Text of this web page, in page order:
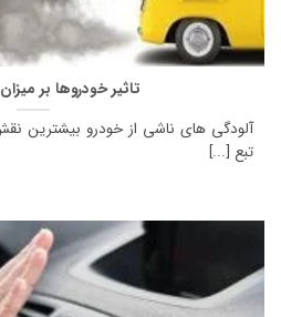
تاثیر خودروها بر
آلودگی های ناشی از خودرو بیشترین
تبع [...]